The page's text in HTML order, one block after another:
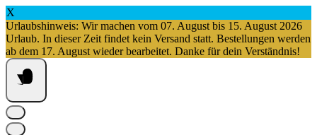
X
Urlaubshinweis: Wir machen vom 07. August bis 15. August 2026
Urlaub. In dieser Zeit findet kein Versand statt. Bestellungen werden
ab dem 17. August wieder bearbeitet. Danke für dein Verständnis!
Springe
zum
Inhalt